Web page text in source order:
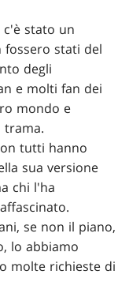
stato un
fossero stati del
degli
e molti fan dei
mondo e
trama.
tutti hanno
sua versione
chi l'ha
se non il piano,
lo abbiamo
molte richieste di